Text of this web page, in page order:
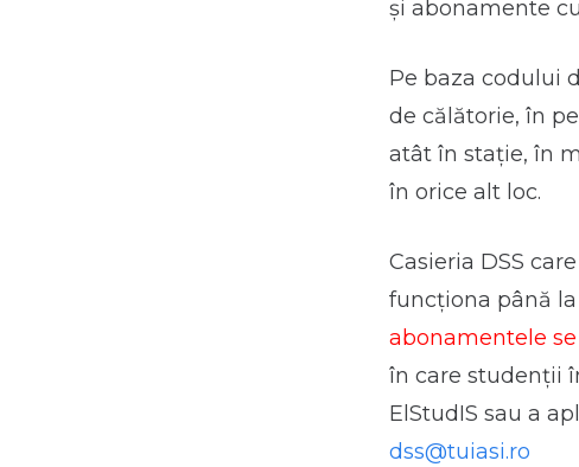
şi abonamente
Pe baza codului
de călătorie, în
atât în stație, în
în orice alt loc.
Casieria DSS
funcționa până la
abonamentele
în care studenții
ElStudIS sau a
dss@tuiasi.ro